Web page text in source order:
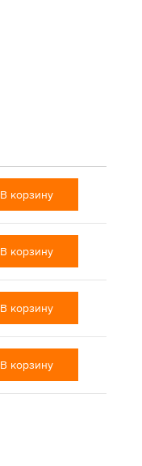
В корзину
В корзину
В корзину
В корзину